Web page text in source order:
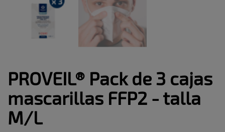
PROVEIL® Pack de 3 cajas
mascarillas FFP2 - talla
M/L